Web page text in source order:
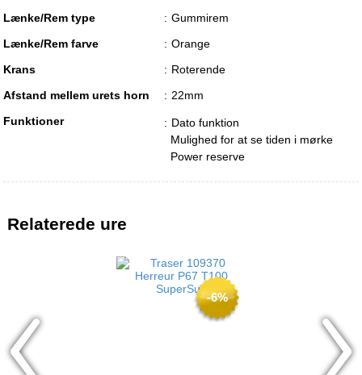
Lænke/Rem type
Gummirem
Lænke/Rem farve
Orange
Krans
Roterende
Afstand mellem urets horn
22mm
Funktioner
Dato funktion
Mulighed for at se tiden i mørke
Power reserve
Relaterede ure
-6%